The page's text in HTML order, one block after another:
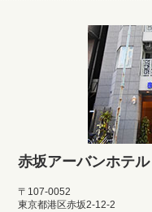
赤坂アーバンホテル
〒107-0052
東京都港区赤坂2-12-2